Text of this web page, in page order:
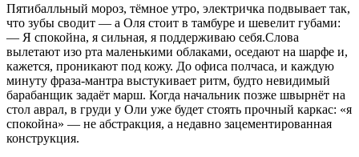
Пятибалльный мороз, тёмное утро, электричка подвывает так,
что зубы сводит — а Оля стоит в тамбуре и шевелит губами:
— Я спокойна, я сильная, я поддерживаю себя.Слова
вылетают изо рта маленькими облаками, оседают на шарфе и,
кажется, проникают под кожу. До офиса полчаса, и каждую
минуту фраза-мантра выстукивает ритм, будто невидимый
барабанщик задаёт марш. Когда начальник позже швырнёт на
стол аврал, в груди у Оли уже будет стоять прочный каркас: «я
спокойна» — не абстракция, а недавно зацементированная
конструкция.